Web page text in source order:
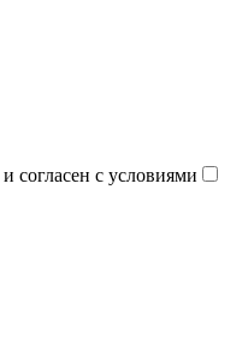
и согласен с условиями